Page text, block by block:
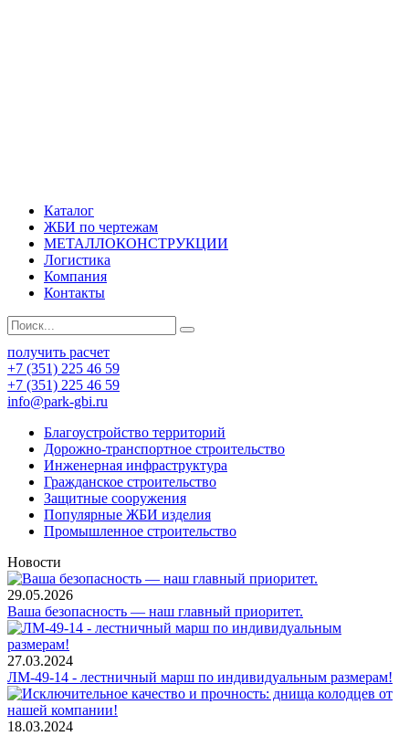
Каталог
ЖБИ по чертежам
МЕТАЛЛОКОНСТРУКЦИИ
Логистика
Компания
Контакты
получить расчет
+7 (351) 225 46 59
+7 (351) 225 46 59
info@park-gbi.ru
Благоустройство территорий
Дорожно-транспортное строительство
Инженерная инфраструктура
Гражданское строительство
Защитные сооружения
Популярные ЖБИ изделия
Промышленное строительство
Новости
29.05.2026
Ваша безопасность — наш главный приоритет.
27.03.2024
ЛМ-49-14 - лестничный марш по индивидуальным размерам!
18.03.2024